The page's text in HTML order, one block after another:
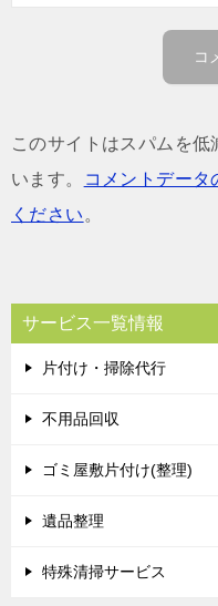
このサイトはスパムを
います。
コメントデータ
ください 。
サービス一覧情報
片付け・掃除代行
不用品回収
ゴミ屋敷片付け(整理)
遺品整理
特殊清掃サービス